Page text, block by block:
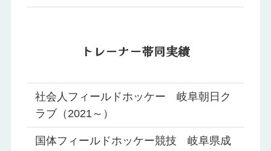
トレーナー帯同実績
社会人フィールドホッケー 岐阜朝日ク
ラブ（2021～）
国体フィールドホッケー競技 岐阜県成